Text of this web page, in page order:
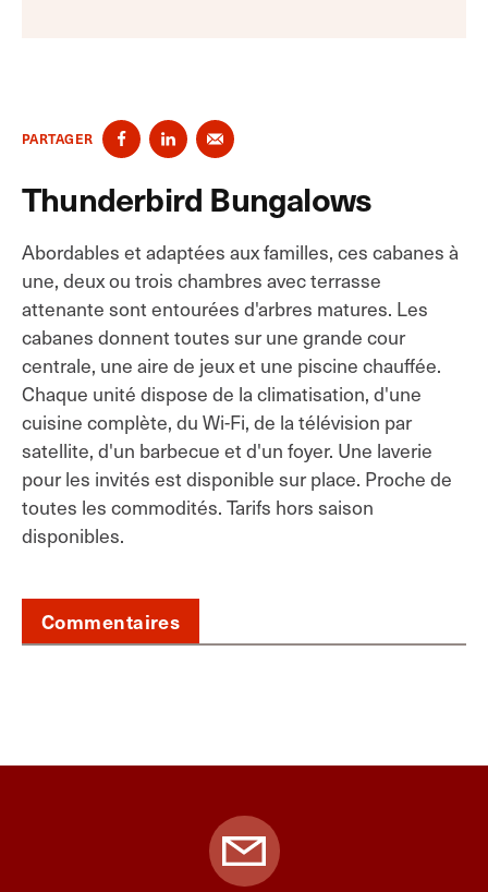
PARTAGER
Thunderbird Bungalows
Abordables et adaptées aux familles, ces cabanes à
une, deux ou trois chambres avec terrasse
attenante sont entourées d'arbres matures. Les
cabanes donnent toutes sur une grande cour
centrale, une aire de jeux et une piscine chauffée.
Chaque unité dispose de la climatisation, d'une
cuisine complète, du Wi-Fi, de la télévision par
satellite, d'un barbecue et d'un foyer. Une laverie
pour les invités est disponible sur place. Proche de
toutes les commodités. Tarifs hors saison
disponibles.
Commentaires